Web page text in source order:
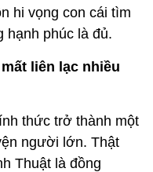
hi vọng con cái tìm
phúc là đủ.
liên lạc nhiều
thức trở thành một
người lớn. Thật
Thuật là đồng